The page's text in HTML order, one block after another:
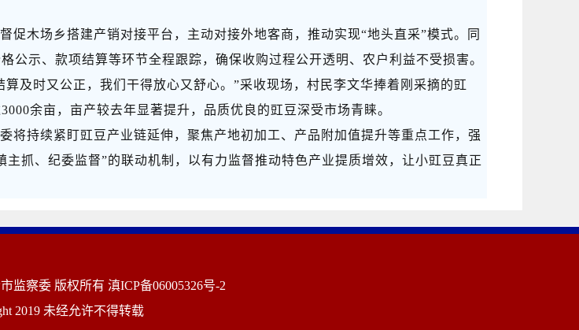
促木场乡搭建产销对接平台，主动对接外地客商，推动实现“地头直采”模式。同
公示、款项结算等环节全程跟踪，确保收购过程公开透明、农户利益不受损害。
及时又公正，我们干得放心又舒心。”采收现场，村民李文华捧着刚采摘的豇
余亩，亩产较去年显著提升，品质优良的豇豆深受市场青睐。
将持续紧盯豇豆产业链延伸，聚焦产地初加工、产品附加值提升等重点工作，强
主抓、纪委监督”的联动机制，以有力监督推动特色产业提质增效，让小豇豆真正
监察委 版权所有 滇ICP备06005326号-2
2019 未经允许不得转载